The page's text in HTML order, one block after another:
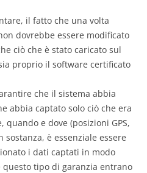
il fatto che una volta
dovrebbe essere modificato
ciò che è stato caricato sul
proprio il software certificato
che il sistema abbia
abbia captato solo ciò che era
e dove (posizioni GPS,
è essenziale essere
i dati captati in modo
tipo di garanzia entrano